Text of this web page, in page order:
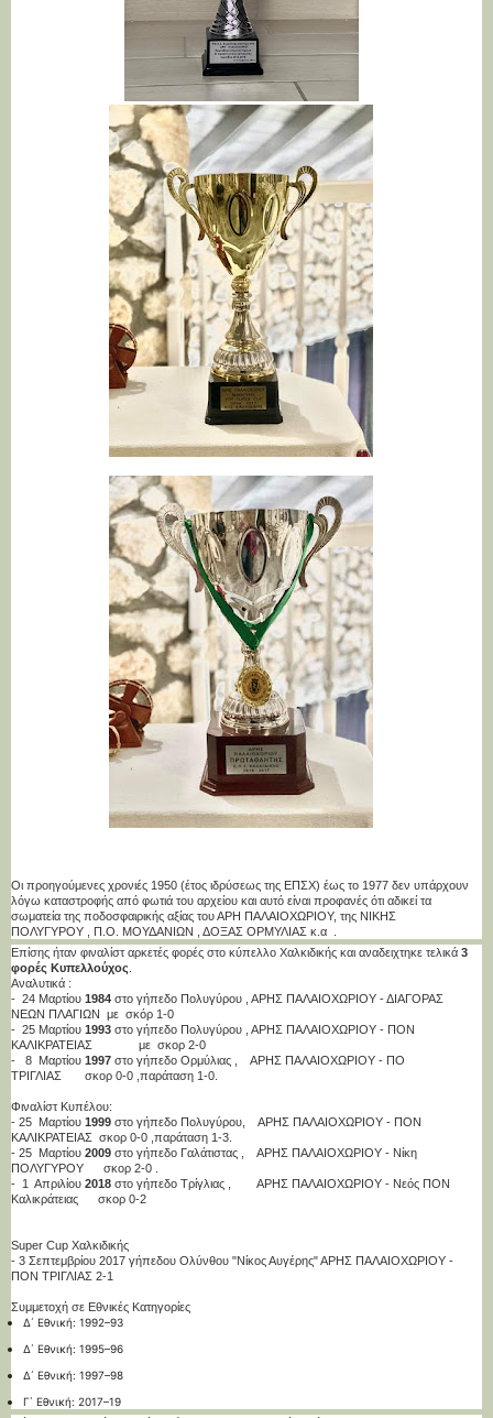
Οι προηγούμενες χρονιές 1950 (έτος ιδρύσεως της ΕΠΣΧ) έως το 1977 δεν υπάρχουν
λόγω καταστροφής από φωτιά του αρχείου και αυτό είναι προφανές ότι αδικεί τα
σωματεία της ποδοσφαιρικής αξίας του ΑΡΗ ΠΑΛΑΙΟΧΩΡΙΟΥ, της ΝΙΚΗΣ
ΠΟΛΥΓΥΡΟΥ , Π.Ο. ΜΟΥΔΑΝΙΩΝ , ΔΟΞΑΣ ΟΡΜΥΛΙΑΣ κ.α .
Επίσης ήταν φιναλίστ αρκετές φορές στο κύπελλο Χαλκιδικής και αναδειχτηκε τελικά 3
φορές Κυπελλούχος
Αναλυτικά :
- 24 Μαρτίου 1984 στο γήπεδο Πολυγύρου , ΑΡΗΣ ΠΑΛΑΙΟΧΩΡΙΟΥ - ΔΙΑΓΟΡΑΣ
ΝΕΩΝ ΠΛΑΓΙΩΝ με σκόρ 1-0
- 25 Μαρτίου 1993 στο γήπεδο Πολυγύρου , ΑΡΗΣ ΠΑΛΑΙΟΧΩΡΙΟΥ - ΠΟΝ
ΚΑΛΙΚΡΑΤΕΙΑΣ με σκορ 2-0
- 8 Μαρτίου 1997 στο γήπεδο Ορμύλιας , ΑΡΗΣ ΠΑΛΑΙΟΧΩΡΙΟΥ - ΠΟ
ΤΡΙΓΛΙΑΣ σκορ 0-0 ,παράταση 1-0.
Φιναλίστ Κυπέλου:
- 25 Μαρτίου 1999 στο γήπεδο Πολυγύρου, ΑΡΗΣ ΠΑΛΑΙΟΧΩΡΙΟΥ - ΠΟΝ
ΚΑΛΙΚΡΑΤΕΙΑΣ σκορ 0-0 ,παράταση 1-3.
- 25 Μαρτίου 2009 στο γήπεδο Γαλάτιστας , ΑΡΗΣ ΠΑΛΑΙΟΧΩΡΙΟΥ - Νίκη
ΠΟΛΥΓΥΡΟΥ σκορ 2-0 .
- 1 Απριλίου 2018 στο γήπεδο Τρίγλιας , ΑΡΗΣ ΠΑΛΑΙΟΧΩΡΙΟΥ - Νεός ΠΟΝ
Καλικράτειας σκορ 0-2
Super Cup Χαλκιδικής
- 3 Σεπτεμβρίου 2017 γήπεδου Ολύνθου "Νίκος Αυγέρης" ΑΡΗΣ ΠΑΛΑΙΟΧΩΡΙΟΥ -
ΠΟΝ ΤΡΙΓΛΙΑΣ 2-1
Συμμετοχή σε Εθνικές Κατηγορίες
Δ΄ Εθνική: 1992–93
Δ΄ Εθνική: 1995–96
Δ΄ Εθνική: 1997–98
Γ΄ Εθνική: 2017–19